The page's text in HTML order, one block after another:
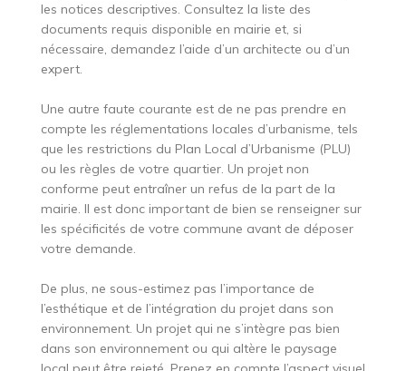
les notices descriptives. Consultez la liste des
documents requis disponible en mairie et, si
nécessaire, demandez l’aide d’un architecte ou d’un
expert.
Une autre faute courante est de ne pas prendre en
compte les réglementations locales d’urbanisme, tels
que les restrictions du Plan Local d’Urbanisme (PLU)
ou les règles de votre quartier. Un projet non
conforme peut entraîner un refus de la part de la
mairie. Il est donc important de bien se renseigner sur
les spécificités de votre commune avant de déposer
votre demande.
De plus, ne sous-estimez pas l’importance de
l’esthétique et de l’intégration du projet dans son
environnement. Un projet qui ne s’intègre pas bien
dans son environnement ou qui altère le paysage